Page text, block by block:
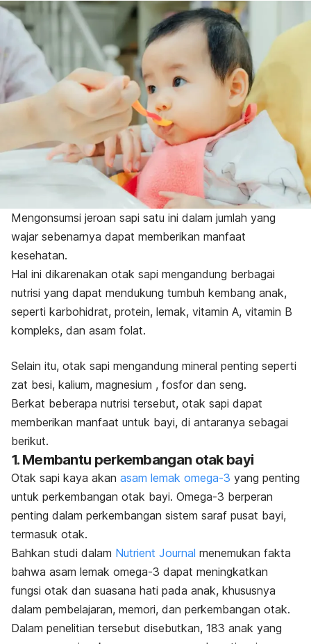
Mengonsumsi jeroan sapi satu ini dalam jumlah yang
wajar sebenarnya dapat memberikan manfaat
kesehatan.
Hal ini dikarenakan otak sapi mengandung berbagai
nutrisi yang dapat mendukung tumbuh kembang anak,
seperti karbohidrat, protein, lemak, vitamin A, vitamin B
kompleks, dan asam folat.
Selain itu, otak sapi mengandung mineral penting seperti
zat besi, kalium, magnesium , fosfor dan seng.
Berkat beberapa nutrisi tersebut, otak sapi dapat
memberikan manfaat untuk bayi, di antaranya sebagai
berikut.
1. Membantu perkembangan otak bayi
Otak sapi kaya akan asam lemak omega-3 yang penting
untuk perkembangan otak bayi. Omega-3 berperan
penting dalam perkembangan sistem saraf pusat bayi,
termasuk otak.
Bahkan studi dalam Nutrient Journal menemukan fakta
bahwa asam lemak omega-3 dapat meningkatkan
fungsi otak dan suasana hati pada anak, khususnya
dalam pembelajaran, memori, dan perkembangan otak.
Dalam penelitian tersebut disebutkan, 183 anak yang